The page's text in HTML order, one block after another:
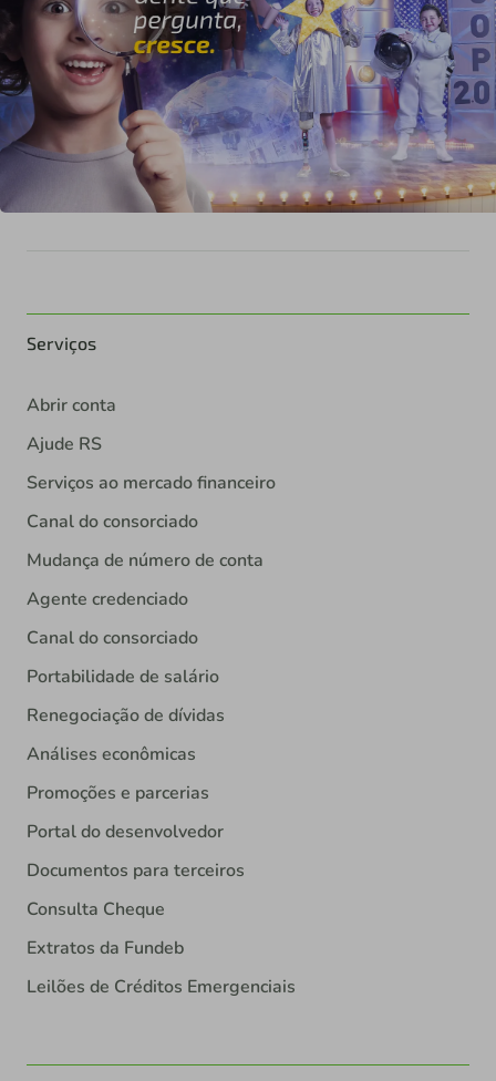
Serviços
Abrir conta
Ajude RS
Serviços ao mercado financeiro
Canal do consorciado
Mudança de número de conta
Agente credenciado
Canal do consorciado
Portabilidade de salário
Renegociação de dívidas
Análises econômicas
Promoções e parcerias
Portal do desenvolvedor
Documentos para terceiros
Consulta Cheque
Extratos da Fundeb
Leilões de Créditos Emergenciais